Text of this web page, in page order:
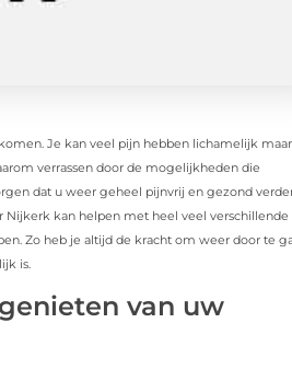
Je kan veel pijn hebben lichamelijk maar
verrassen door de mogelijkheden die
dat u weer geheel pijnvrij en gezond
Nijkerk kan helpen met heel veel verschillende
Zo heb je altijd de kracht om weer door te
is.
van uw